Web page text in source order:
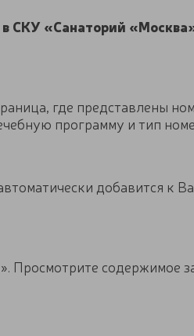
СКУ «Санаторий
где представлены
программу и тип
добавится к
Просмотрите содержимое